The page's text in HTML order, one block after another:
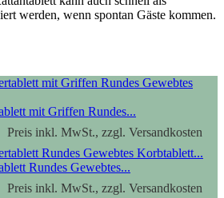
werden, wenn spontan Gäste kommen.
mit Griffen Rundes...
Preis inkl. MwSt., zzgl. Versandkosten
Rundes Gewebtes...
Preis inkl. MwSt., zzgl. Versandkosten